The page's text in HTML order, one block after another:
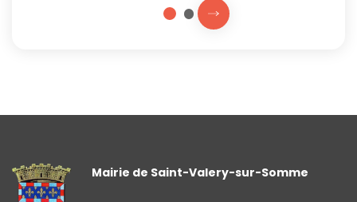
Prochaine slide
1
2
Mairie de Saint-Valery-sur-Somme